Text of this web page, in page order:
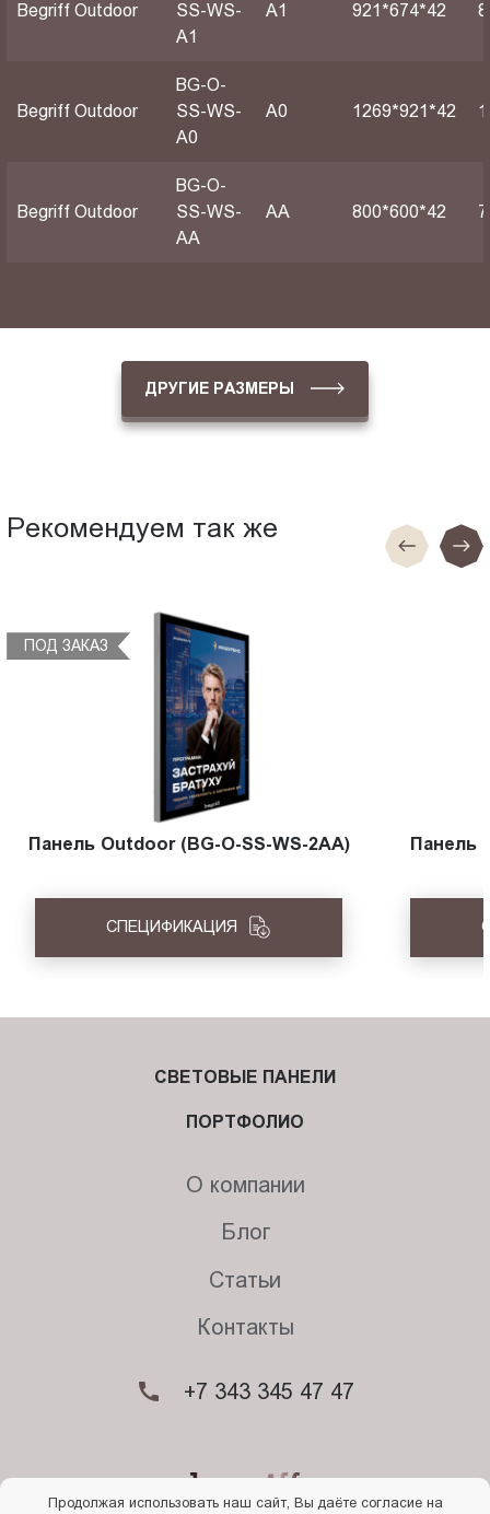
Begriff Outdoor
SS-WS-
A1
A1 921*674*42
Begriff Outdoor
BG-O-
SS-WS-
A0
А0 1269*921*42
Begriff Outdoor
BG-O-
SS-WS-
AA
АА 800*600*42
ДРУГИЕ РАЗМЕРЫ
Рекомендуем так же
ПОД ЗАКАЗ
Панель Outdoor (BG-O-SS-WS-2AA)
СПЕЦИФИКАЦИЯ
Панель
СВЕТОВЫЕ ПАНЕЛИ
ПОРТФОЛИО
О компании
Блог
Статьи
Контакты
+7 343 345 47 47
Продолжая использовать наш сайт, Вы даёте согласие на